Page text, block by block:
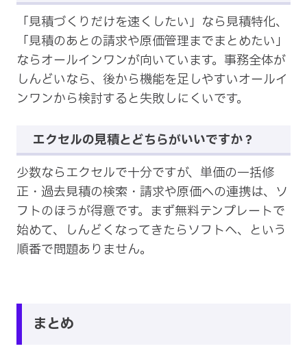
「見積づくりだけを速くしたい」なら見積特化、
「見積のあとの請求や原価管理までまとめたい」
ならオールインワンが向いています。事務全体が
しんどいなら、後から機能を足しやすいオールイ
ンワンから検討すると失敗しにくいです。
エクセルの見積とどちらがいいですか？
少数ならエクセルで十分ですが、単価の一括修
正・過去見積の検索・請求や原価への連携は、ソ
フトのほうが得意です。まず無料テンプレートで
始めて、しんどくなってきたらソフトへ、という
順番で問題ありません。
まとめ